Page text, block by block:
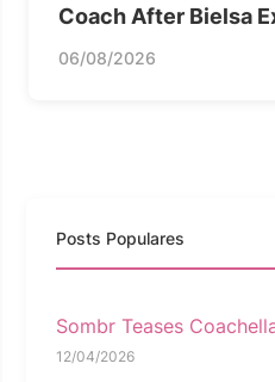
Coach After Bielsa
06/08/2026
Posts Populares
Sombr Teases
12/04/2026